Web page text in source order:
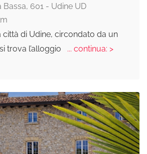
Bassa, 601 - Udine UD
di Udine, circondato da un
trova l’alloggio
... continua: >